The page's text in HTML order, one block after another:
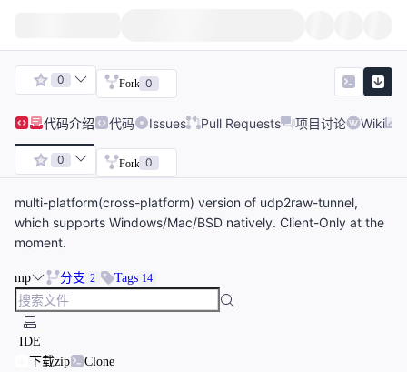
0 Fork 0
代码介绍 代码 Issues Pull Requests 项目讨论 Wiki
0 Fork 0
multi-platform(cross-platform) version of udp2raw-tunnel,
which supports Windows/Mac/BSD natively. Client-Only at the
moment.
mp 分支 2 Tags 14
IDE
下载zip
Clone